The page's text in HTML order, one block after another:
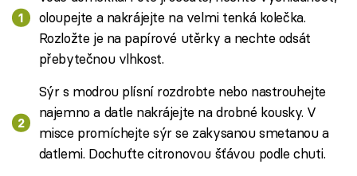
oloupejte a nakrájejte na velmi tenká kolečka.
Rozložte je na papírové utěrky a nechte odsát
přebytečnou vlhkost.
Sýr s modrou plísní rozdrobte nebo nastrouhejte
najemno a datle nakrájejte na drobné kousky. V
misce promíchejte sýr se zakysanou smetanou a
datlemi. Dochuťte citronovou šťávou podle chuti.